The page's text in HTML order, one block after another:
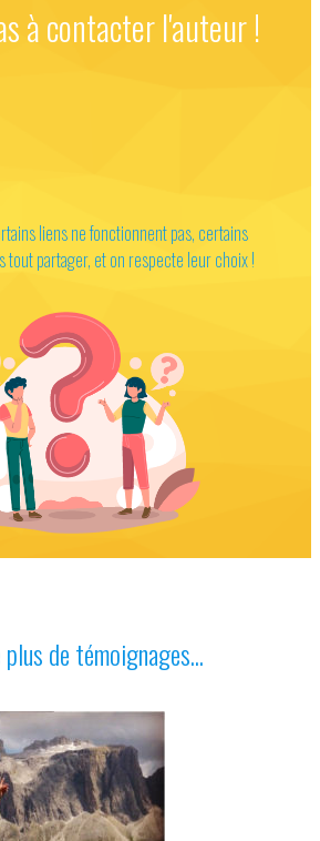
à contacter l'auteur !
liens ne fonctionnent pas, certains
tout partager, et on respecte leur choix !
plus de témoignages...